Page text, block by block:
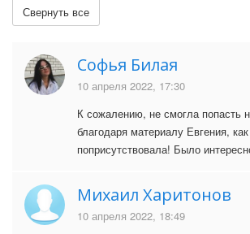
Свернуть все
Софья Билая
10 апреля 2022, 17:30
К сожалению, не смогла попасть
благодаря материалу Евгения,
поприсутствовала! Было
Михаил Харитонов
10 апреля 2022, 18:49